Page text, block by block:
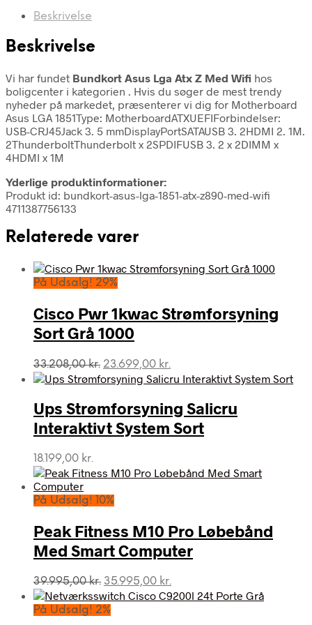
Beskrivelse
Beskrivelse
Vi har fundet Bundkort Asus Lga Atx Z Med Wifi hos
boligcenter i kategorien . Hvis du søger de mest trendy
nyheder på markedet, præsenterer vi dig for Motherboard
Asus LGA 1851Type: MotherboardATXUEFIForbindelser:
USB-CRJ45Jack 3. 5 mmDisplayPortSATAUSB 3. 2HDMI 2. 1M.
2ThunderboltThunderbolt x 2SPDIFUSB 3. 2 x 2DIMM x
4HDMI x 1M
Yderlige produktinformationer:
Produkt id: bundkort-asus-lga-1851-atx-z890-med-wifi
4711387756133
Relaterede varer
På Udsalg! 29%
Cisco Pwr 1kwac Strømforsyning
Sort Grå 1000
33.208,00kr. Den
oprindelige
var:
33.208,00 kr..
23.699,00 kr.
aktuelle
er:
23.699,00 kr..
Ups Strømforsyning Salicru
Interaktivt System Sort
18.199,00 kr.
På Udsalg! 10%
Peak Fitness M10 Pro Løbebånd
Med Smart Computer
39.995,00kr. Den
oprindelige
pris
35.995,00 kr.
aktuelle
På Udsalg! 2%